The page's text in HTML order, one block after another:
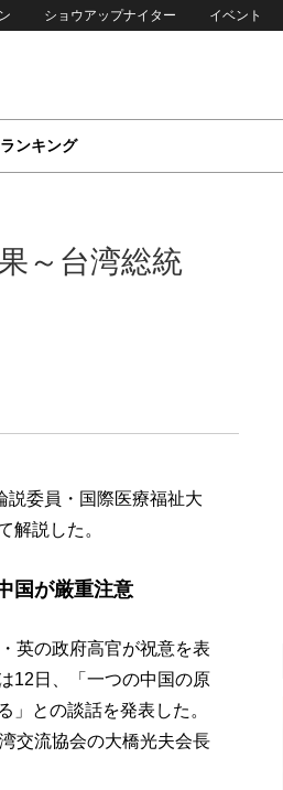
ショウアップナイター イベント
ランキング
～台湾総統
説委員・国際医療福祉大
解説した。
国が厳重注意
英の政府高官が祝意を表
12日、「一つの中国の原
」との談話を発表した。
交流協会の大橋光夫会長